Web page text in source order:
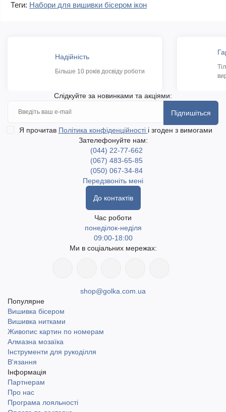
Теги: Набори для вишивки бісером ікон
Надійність
Більше 10 років досвіду роботи
Слідкуйте за новинками та акціями:
Підпишіться
Я прочитав Політика конфіденційності і згоден з вимогами
Зателефонуйте нам:
(044) 22-77-662
(067) 483-65-85
(050) 067-34-84
Передзвоніть мені
До контактів
Час роботи
понеділок-неділя
09:00-18:00
Ми в соціальних мережах:
shop@golka.com.ua
Популярне
Вишивка бісером
Вишивка нитками
Живопис картин по номерам
Алмазна мозаїка
Інструменти для рукоділля
В'язання
Інформація
Партнерам
Про нас
Програма лояльності